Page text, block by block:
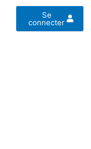
Se
connecter